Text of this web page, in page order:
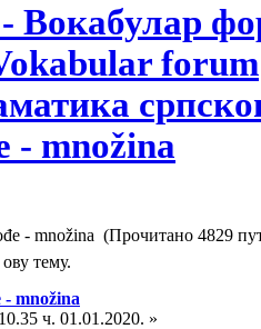
Вокабулар
forum
- množina
- množina (Прочитано 4829
тему.
- množina
10.35 ч. 01.01.2020. »